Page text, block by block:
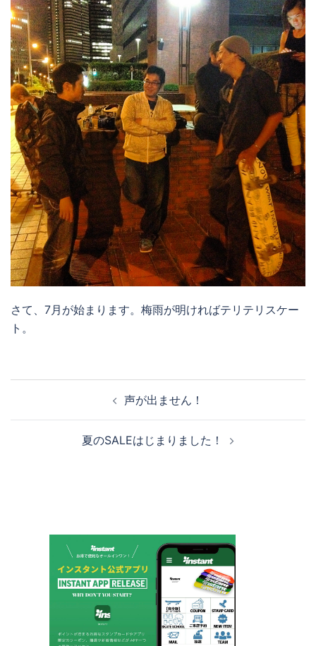
さて、7月が始まります。梅雨が明ければテリテリスケー
ト。
声が出ません！
夏のSALEはじまりました！